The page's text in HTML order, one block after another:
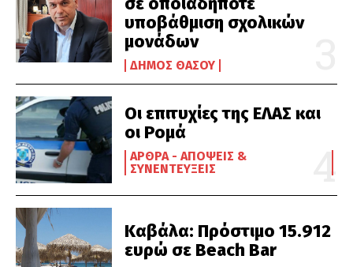
υποβάθμιση σχολικών
μονάδων
ΔΉΜΟΣ ΘΆΣΟΥ
Οι επιτυχίες της ΕΛΑΣ και
οι Ρομά
ΆΡΘΡΑ - ΑΠΌΨΕΙΣ &
ΣΥΝΕΝΤΕΎΞΕΙΣ
Καβάλα: Πρόστιμο 15.912
ευρώ σε Beach Bar